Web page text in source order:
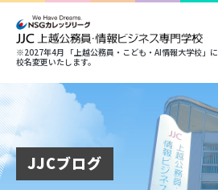
※2027年4月 「上越公務員・こども・AI情報大学校」に
校名変更いたします。
JJCブログ